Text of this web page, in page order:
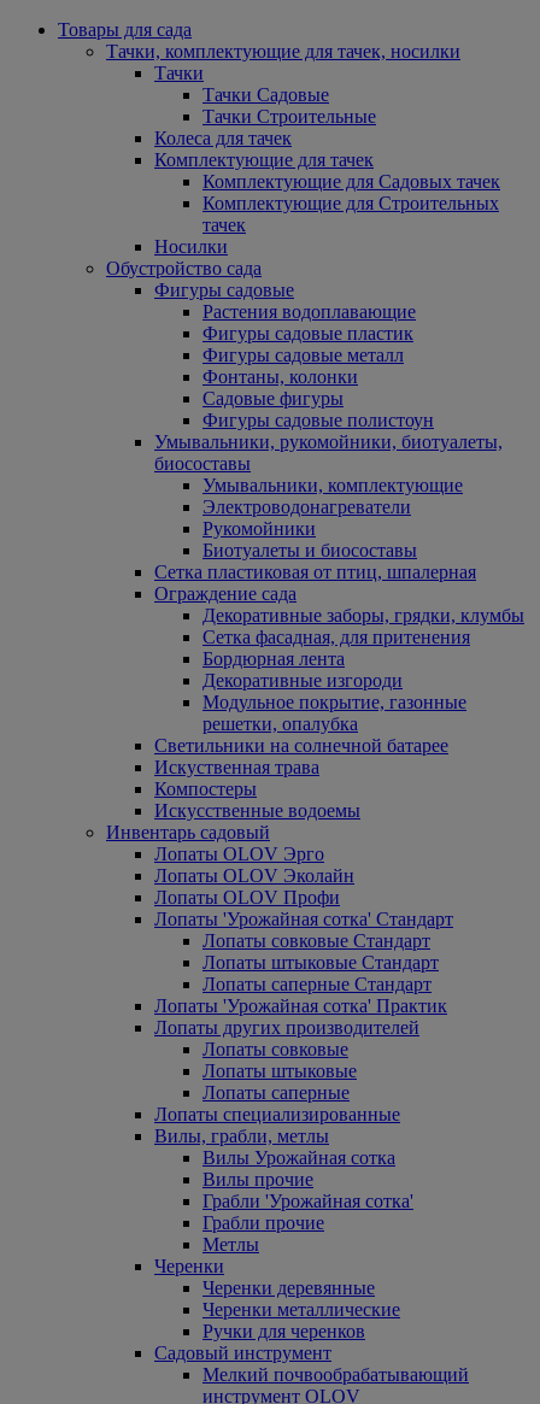
Товары для сада
Тачки, комплектующие для тачек, носилки
Тачки
Тачки Садовые
Тачки Строительные
Колеса для тачек
Комплектующие для тачек
Комплектующие для Садовых тачек
Комплектующие для Строительных
тачек
Носилки
Обустройство сада
Фигуры садовые
Растения водоплавающие
Фигуры садовые пластик
Фигуры садовые металл
Фонтаны, колонки
Садовые фигуры
Фигуры садовые полистоун
Умывальники, рукомойники, биотуалеты,
биосоставы
Умывальники, комплектующие
Электроводонагреватели
Рукомойники
Биотуалеты и биосоставы
Сетка пластиковая от птиц, шпалерная
Ограждение сада
Декоративные заборы, грядки, клумбы
Сетка фасадная, для притенения
Бордюрная лента
Декоративные изгороди
Модульное покрытие, газонные
решетки, опалубка
Светильники на солнечной батарее
Искуственная трава
Компостеры
Искусственные водоемы
Инвентарь садовый
Лопаты OLOV Эрго
Лопаты OLOV Эколайн
Лопаты OLOV Профи
Лопаты 'Урожайная сотка' Стандарт
Лопаты совковые Стандарт
Лопаты штыковые Стандарт
Лопаты саперные Стандарт
Лопаты 'Урожайная сотка' Практик
Лопаты других производителей
Лопаты совковые
Лопаты штыковые
Лопаты саперные
Лопаты специализированные
Вилы, грабли, метлы
Вилы Урожайная сотка
Вилы прочие
Грабли 'Урожайная сотка'
Грабли прочие
Метлы
Черенки
Черенки деревянные
Черенки металлические
Ручки для черенков
Садовый инструмент
Мелкий почвообрабатывающий
инструмент OLOV